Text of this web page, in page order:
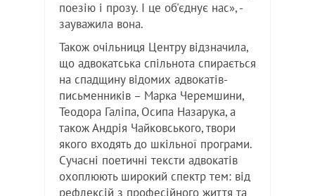
поезію і прозу. І це об'єднує нас», -
зауважила вона.
Також очільниця Центру відзначила,
що адвокатська спільнота спирається
на спадщину відомих адвокатів-
письменників – Марка Черемшини,
Теодора Галіпа, Осипа Назарука, а
також Андрія Чайковського, твори
якого входять до шкільної програми.
Сучасні поетичні тексти адвокатів
охоплюють широкий спектр тем: від
рефлексій з професійного життя та